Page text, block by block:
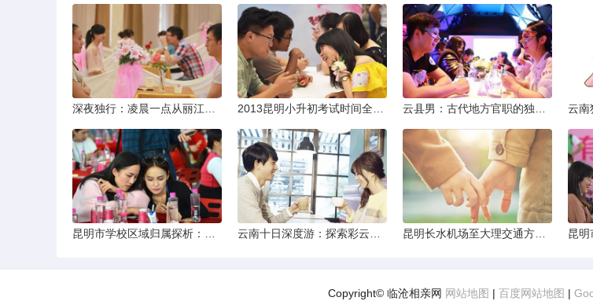
Copyright© 临沧相亲网 网站地图 | 百度网站地图 |